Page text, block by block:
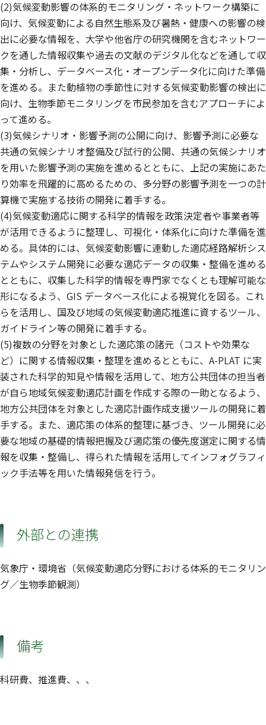
(2)気候変動影響の体系的モニタリング・ネットワーク構築に
向け、気候変動による自然生態系及び暑熱・健康への影響の検
出に必要な情報を、大学や他省庁の研究機関を含むネットワー
クを通した情報収集や過去の文献のデジタル化などを通して収
集・分析し、データベース化・オープンデータ化に向けた準備
を進める。また動植物の季節性に対する気候変動影響の検出に
向け、生物季節モニタリングを市民参加を含むアプローチによ
って進める。
(3)気候シナリオ・影響予測の公開に向け、影響予測に必要な
共通の気候シナリオ整備及び試行的公開、共通の気候シナリオ
を用いた影響予測の実施を進めるとともに、上記の実施にあた
り効率を飛躍的に高めるための、多分野の影響予測を一つの計
算機で実施する技術の開発に着手する。
(4)気候変動適応に関する科学的情報を政策決定者や事業者等
が活用できるように整理し、可視化・体系化に向けた準備を進
める。具体的には、気候変動影響に連動した適応経路解析シス
テムやシステム開発に必要な適応データの収集・整備を進める
とともに、収集した科学的情報を専門家でなくとも理解可能な
形になるよう、GIS データベース化による視覚化を図る。これ
らを活用し、国及び地域の気候変動適応推進に資するツール、
ガイドライン等の開発に着手する。
(5)複数の分野を対象とした適応策の諸元（コストや効果な
ど）に関する情報収集・整理を進めるとともに、A-PLAT に実
装された科学的知見や情報を活用して、地方公共団体の担当者
が自ら地域気候変動適応計画を作成する際の一助となるよう、
地方公共団体を対象とした適応計画作成支援ツールの開発に着
手する。また、適応策の体系的整理に基づき、ツール開発に必
要な地域の基礎的情報把握及び適応策の優先度選定に関する情
報を収集・整備し、得られた情報を活用してインフォグラフィ
ック手法等を用いた情報発信を行う。
外部との連携
気象庁・環境省（気候変動適応分野における体系的モニタリン
グ／生物季節観測）
備考
科研費、推進費、、、